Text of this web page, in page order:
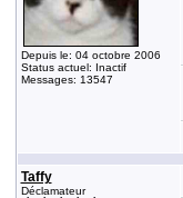
Depuis le: 04 octobre 2006
Status actuel: Inactif
Messages: 13547
Taffy
Déclamateur